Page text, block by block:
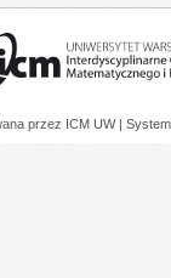
przez ICM UW |